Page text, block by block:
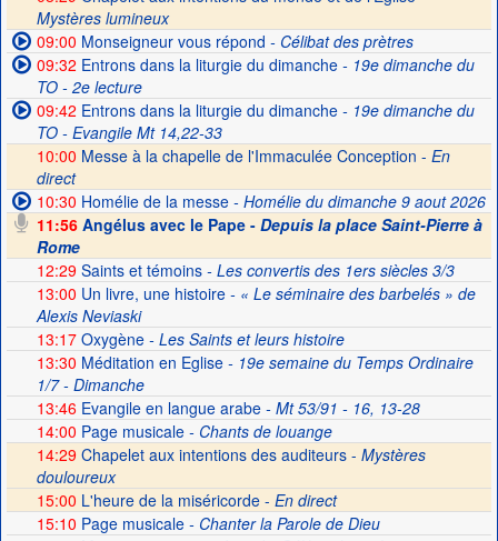
Mystères lumineux
09:00 Monseigneur vous répond - Célibat des prètres
09:32 Entrons dans la liturgie du dimanche- 19e dimanche du
TO - 2e lecture
09:42 Entrons dans la liturgie du dimanche- 19e dimanche du
TO - Evangile Mt 14,22-33
10:00 Messe à la chapelle de l'Immaculée Conception - En
direct
10:30 Homélie de la messe- Homélie du dimanche 9 aout 2026
11:56Angélus avec le Pape - Depuis la place Saint-Pierre à
Rome
12:29Saints et témoins- Les convertis des 1ers siècles 3/3
13:00 Un livre, une histoire- « Le séminaire des barbelés » de
Alexis Neviaski
13:17Oxygène- Les Saints et leurs histoire
13:30 Méditation en Eglise- 19e semaine du Temps Ordinaire
1/7 - Dimanche
13:46Evangile en langue arabe- Mt 53/91 - 16, 13-28
14:00 Page musicale- Chants de louange
14:29 Chapelet aux intentions des auditeurs - Mystères
douloureux
15:00 L'heure de la miséricorde - En direct
15:10 Page musicale- Chanter la Parole de Dieu